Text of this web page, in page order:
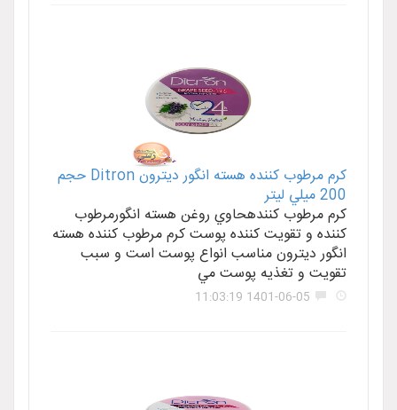
کرم مرطوب کننده هسته انگور ديترون Ditron حجم
200 ميلي ليتر
کرم مرطوب کنندهحاوي روغن هسته انگورمرطوب
کننده و تقويت کننده پوست کرم مرطوب کننده هسته
انگور ديترون مناسب انواع پوست است و سبب
تقويت و تغذيه پوست مي
1401-06-05 11:03:19